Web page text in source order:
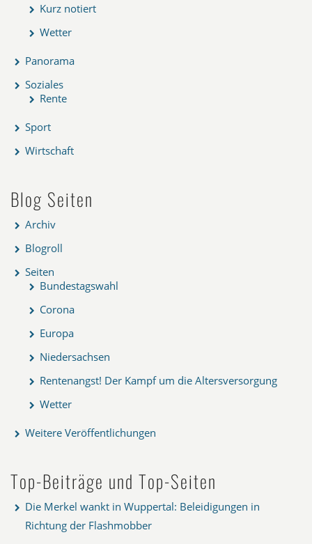
Kurz notiert
Wetter
Panorama
Soziales
Rente
Sport
Wirtschaft
Blog Seiten
Archiv
Blogroll
Seiten
Bundestagswahl
Corona
Europa
Niedersachsen
Rentenangst! Der Kampf um die Altersversorgung
Wetter
Weitere Veröffentlichungen
Top-Beiträge und Top-Seiten
Die Merkel wankt in Wuppertal: Beleidigungen in
Richtung der Flashmobber